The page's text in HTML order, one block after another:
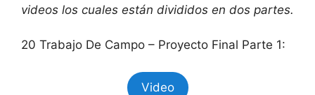
videos los cuales están divididos en dos partes.
20 Trabajo De Campo – Proyecto Final Parte 1:
Video